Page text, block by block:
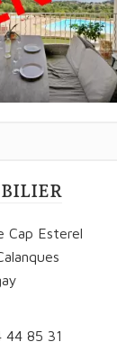
Cap Esterel
44 85 31